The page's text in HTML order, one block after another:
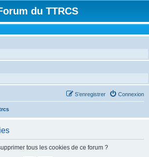
du TTRCS
Connexion
S’enregistrer
tous les cookies de ce forum ?